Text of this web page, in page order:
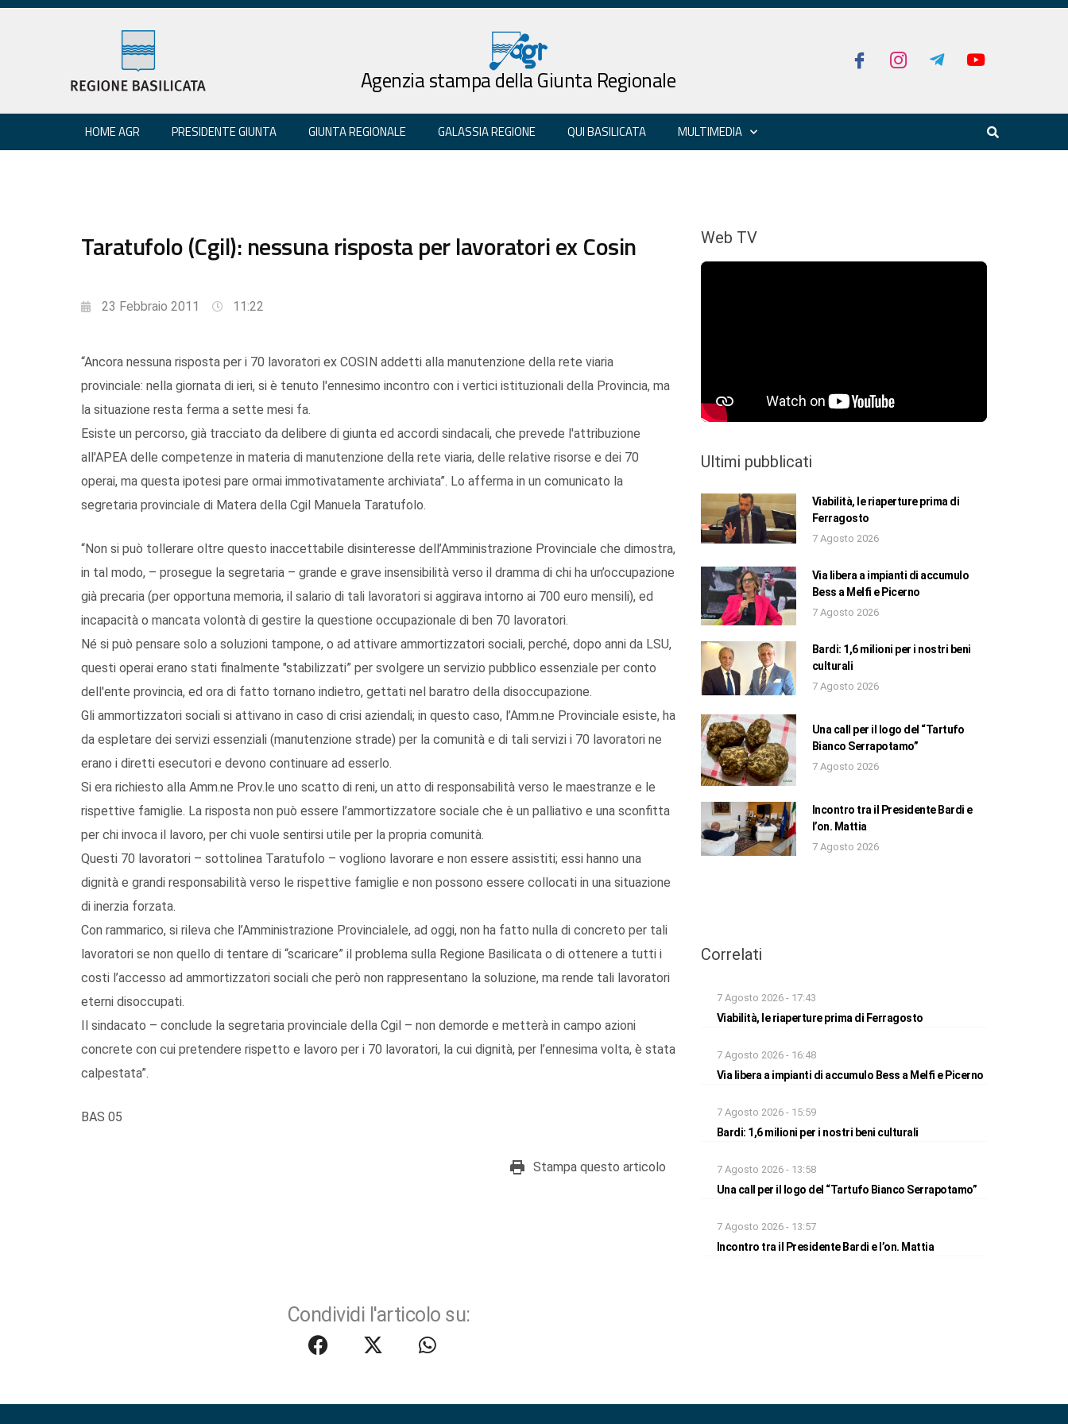
Agenzia stampa della Giunta Regionale
HOME AGR PRESIDENTE GIUNTA GIUNTA REGIONALE GALASSIA REGIONE QUI BASILICATA MULTIMEDIA
Taratufolo (Cgil): nessuna risposta per lavoratori ex Cosin
23 Febbraio 2011 11:22
“Ancora nessuna risposta per i 70 lavoratori ex COSIN addetti alla manutenzione della rete viaria
provinciale: nella giornata di ieri, si è tenuto l'ennesimo incontro con i vertici istituzionali della Provincia, ma
la situazione resta ferma a sette mesi fa.
Esiste un percorso, già tracciato da delibere di giunta ed accordi sindacali, che prevede l'attribuzione
all'APEA delle competenze in materia di manutenzione della rete viaria, delle relative risorse e dei 70
operai, ma questa ipotesi pare ormai immotivatamente archiviata”. Lo afferma in un comunicato la
segretaria provinciale di Matera della Cgil Manuela Taratufolo.
“Non si può tollerare oltre questo inaccettabile disinteresse dell’Amministrazione Provinciale che dimostra,
in tal modo, – prosegue la segretaria – grande e grave insensibilità verso il dramma di chi ha un’occupazione
già precaria (per opportuna memoria, il salario di tali lavoratori si aggirava intorno ai 700 euro mensili), ed
incapacità o mancata volontà di gestire la questione occupazionale di ben 70 lavoratori.
Né si può pensare solo a soluzioni tampone, o ad attivare ammortizzatori sociali, perché, dopo anni da LSU,
questi operai erano stati finalmente "stabilizzati” per svolgere un servizio pubblico essenziale per conto
dell'ente provincia, ed ora di fatto tornano indietro, gettati nel baratro della disoccupazione.
Gli ammortizzatori sociali si attivano in caso di crisi aziendali; in questo caso, l’Amm.ne Provinciale esiste, ha
da espletare dei servizi essenziali (manutenzione strade) per la comunità e di tali servizi i 70 lavoratori ne
erano i diretti esecutori e devono continuare ad esserlo.
Si era richiesto alla Amm.ne Prov.le uno scatto di reni, un atto di responsabilità verso le maestranze e le
rispettive famiglie. La risposta non può essere l’ammortizzatore sociale che è un palliativo e una sconfitta
per chi invoca il lavoro, per chi vuole sentirsi utile per la propria comunità.
Questi 70 lavoratori – sottolinea Taratufolo – vogliono lavorare e non essere assistiti; essi hanno una
dignità e grandi responsabilità verso le rispettive famiglie e non possono essere collocati in una situazione
di inerzia forzata.
Con rammarico, si rileva che l’Amministrazione Provincialele, ad oggi, non ha fatto nulla di concreto per tali
lavoratori se non quello di tentare di “scaricare” il problema sulla Regione Basilicata o di ottenere a tutti i
costi l’accesso ad ammortizzatori sociali che però non rappresentano la soluzione, ma rende tali lavoratori
eterni disoccupati.
Il sindacato – conclude la segretaria provinciale della Cgil – non demorde e metterà in campo azioni
concrete con cui pretendere rispetto e lavoro per i 70 lavoratori, la cui dignità, per l’ennesima volta, è stata
calpestata”.
BAS 05
Stampa questo articolo
Condividi l'articolo su:
Web TV
Ultimi pubblicati
Viabilità, le riaperture prima di
Ferragosto
7 Agosto 2026
Via libera a impianti di accumulo
Bess a Melfi e Picerno
7 Agosto 2026
Bardi: 1,6 milioni per i nostri beni
culturali
7 Agosto 2026
Una call per il logo del “Tartufo
Bianco Serrapotamo”
7 Agosto 2026
Incontro tra il Presidente Bardi e
l’on. Mattia
7 Agosto 2026
Correlati
7 Agosto 2026 - 17:43
Viabilità, le riaperture prima di Ferragosto
7 Agosto 2026 - 16:48
Via libera a impianti di accumulo Bess a Melfi e Picerno
7 Agosto 2026 - 15:59
Bardi: 1,6 milioni per i nostri beni culturali
7 Agosto 2026 - 13:58
Una call per il logo del “Tartufo Bianco Serrapotamo”
7 Agosto 2026 - 13:57
Incontro tra il Presidente Bardi e l’on. Mattia